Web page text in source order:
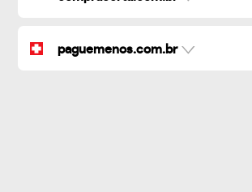
paguemenos.com.br